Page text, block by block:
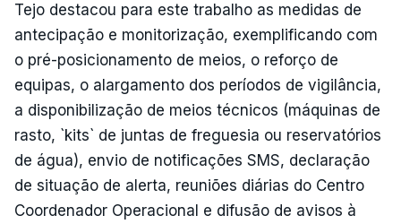
Tejo destacou para este trabalho as medidas de
antecipação e monitorização, exemplificando com
o pré-posicionamento de meios, o reforço de
equipas, o alargamento dos períodos de vigilância,
a disponibilização de meios técnicos (máquinas de
rasto, `kits` de juntas de freguesia ou reservatórios
de água), envio de notificações SMS, declaração
de situação de alerta, reuniões diárias do Centro
Coordenador Operacional e difusão de avisos à